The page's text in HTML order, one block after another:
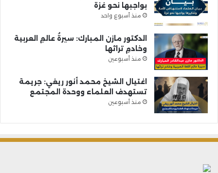
بواجبها نحو غزة
منذ أسبوع واحد
الدكتور مازن المبارك: سيرةُ عالمِ العربية
وخادمِ تراثها
منذ أسبوعين
اغتيال الشيخ محمد أنور ريغي: جريمة
تستهدف العلماء ووحدة المجتمع
منذ أسبوعين